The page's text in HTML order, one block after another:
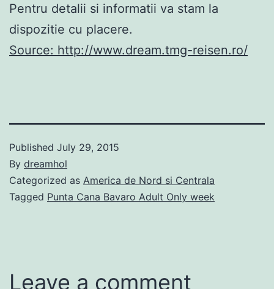
Pentru detalii si informatii va stam la
dispozitie cu placere.
Source: http://www.dream.tmg-reisen.ro/
Published July 29, 2015
By dreamhol
Categorized as America de Nord si Centrala
Tagged Punta Cana Bavaro Adult Only week
Leave a comment